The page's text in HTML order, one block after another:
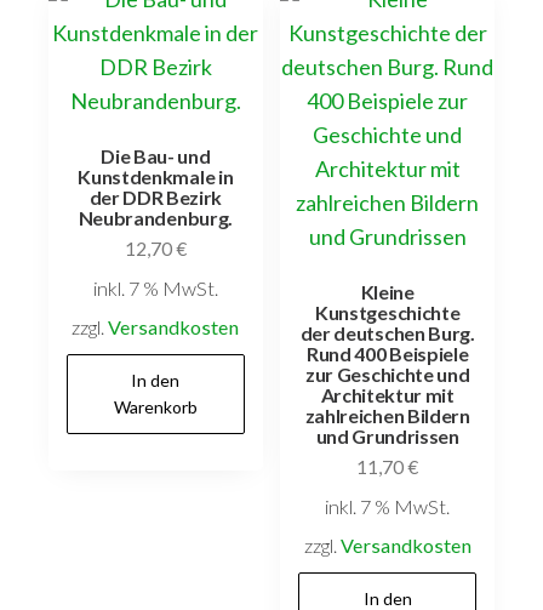
Die Bau- und
Kunstdenkmale in
der DDR Bezirk
Neubrandenburg.
12,70€
inkl. 7 % MwSt.
zzgl.Versandkosten
In den
Warenkorb
Kleine
Kunstgeschichte
der deutschen Burg.
Rund 400 Beispiele
zur Geschichte und
Architektur mit
zahlreichen Bildern
und Grundrissen
11,70€
inkl. 7 % MwSt.
zzgl. Versandkosten
In den